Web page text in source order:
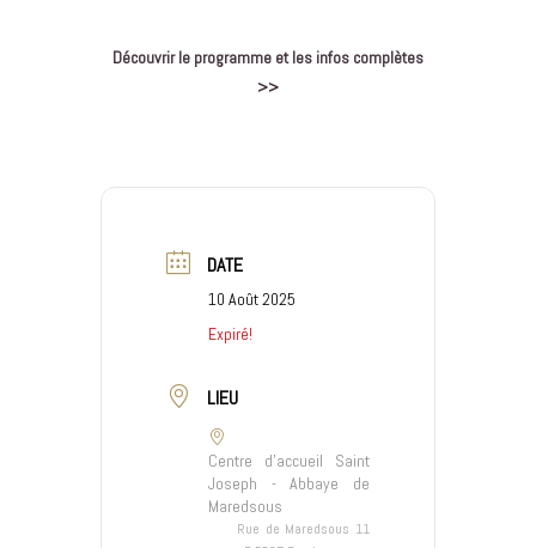
Découvrir le programme et les infos complètes
>>
DATE
10 Août 2025
Expiré!
LIEU
Centre d'accueil Saint
Joseph - Abbaye de
Maredsous
Rue de Maredsous 11